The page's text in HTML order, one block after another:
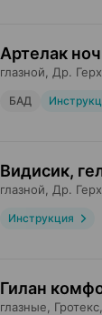
Артелак
глазной, Др.
БАД
Видисик,
глазной, Др.
Инструкция
Гилан
глазные, Гротекс